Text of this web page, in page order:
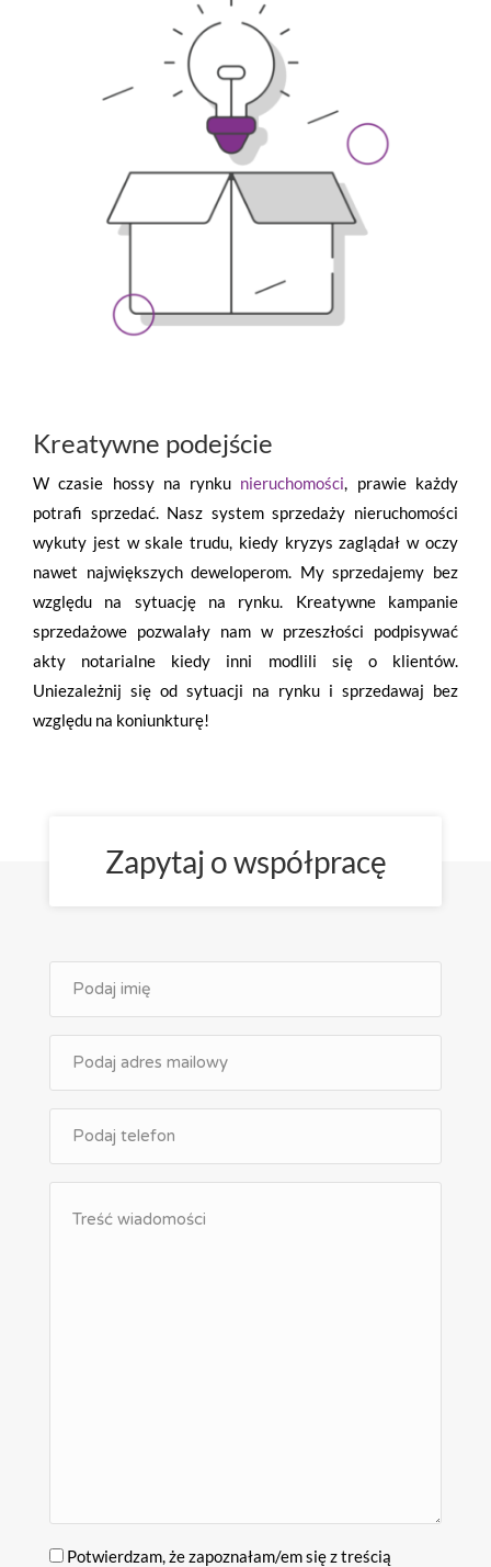
Kreatywne podejście
W czasie hossy na rynku nieruchomości, prawie każdy
potrafi sprzedać. Nasz system sprzedaży nieruchomości
wykuty jest w skale trudu, kiedy kryzys zaglądał w oczy
nawet największych deweloperom. My sprzedajemy bez
względu na sytuację na rynku. Kreatywne kampanie
sprzedażowe pozwalały nam w przeszłości podpisywać
akty notarialne kiedy inni modlili się o klientów.
Uniezależnij się od sytuacji na rynku i sprzedawaj bez
względu na koniunkturę!
Zapytaj o współpracę
Potwierdzam, że zapoznałam/em się z treścią